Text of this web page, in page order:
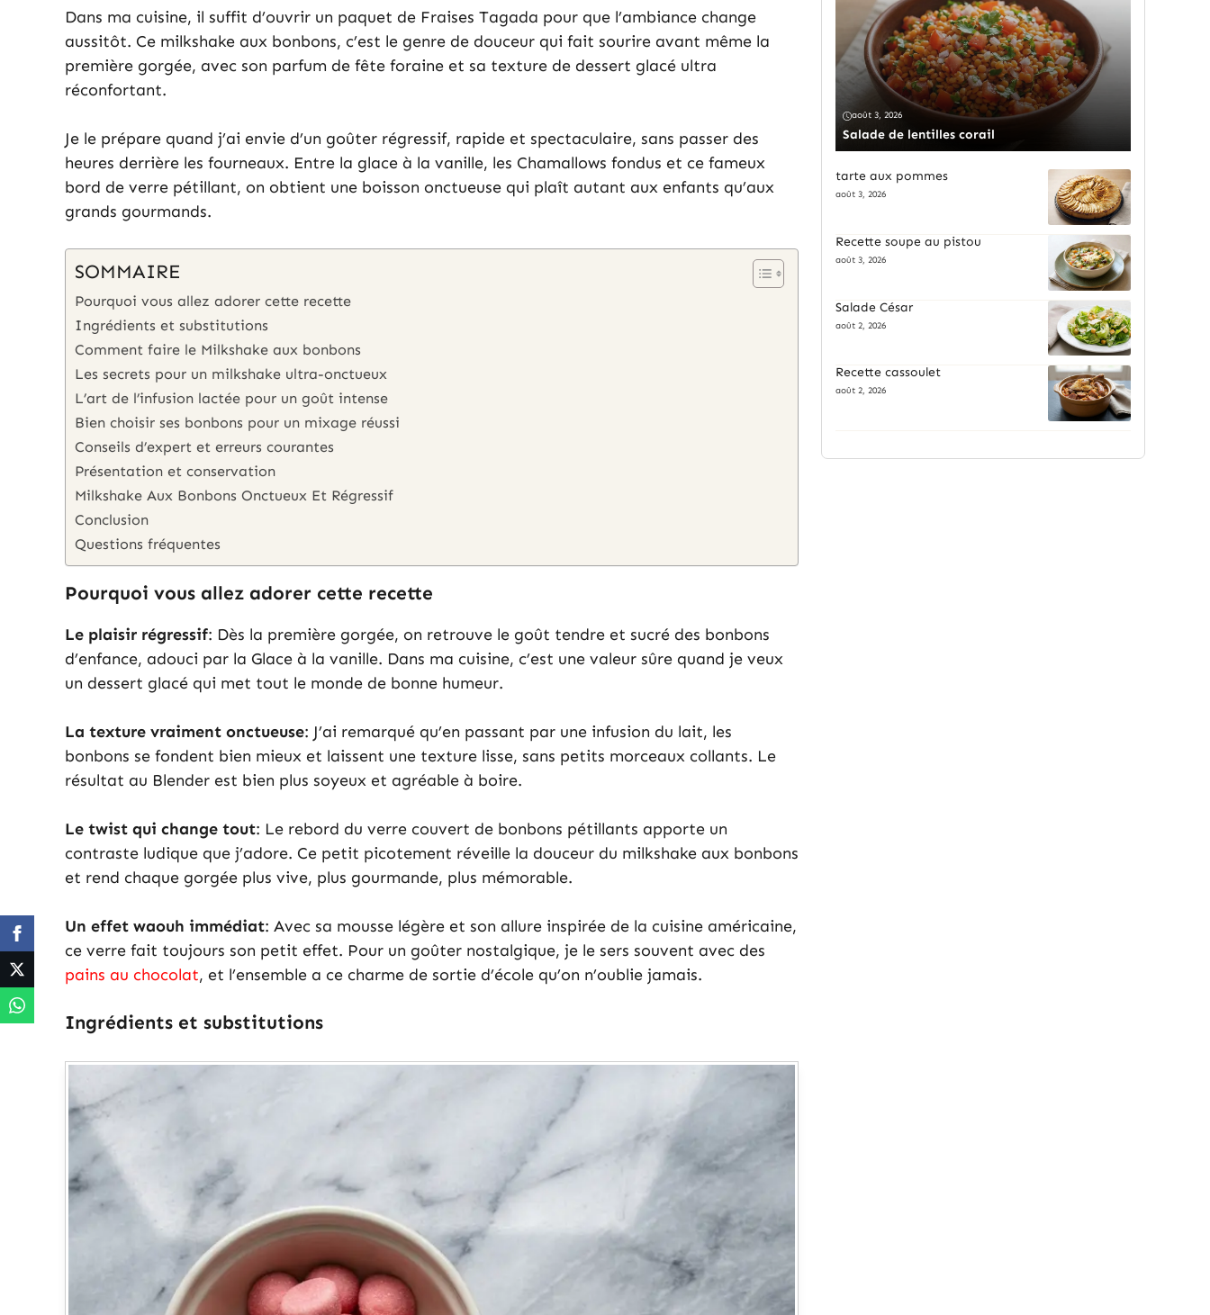
Dans ma cuisine, il suffit d’ouvrir un paquet de Fraises Tagada pour que l’ambiance change
aussitôt. Ce milkshake aux bonbons, c’est le genre de douceur qui fait sourire avant même la
première gorgée, avec son parfum de fête foraine et sa texture de dessert glacé ultra
réconfortant.
Je le prépare quand j’ai envie d’un goûter régressif, rapide et spectaculaire, sans passer des
heures derrière les fourneaux. Entre la glace à la vanille, les Chamallows fondus et ce fameux
bord de verre pétillant, on obtient une boisson onctueuse qui plaît autant aux enfants qu’aux
grands gourmands.
SOMMAIRE
Pourquoi vous allez adorer cette recette
Ingrédients et substitutions
Comment faire le Milkshake aux bonbons
Les secrets pour un milkshake ultra-onctueux
L’art de l’infusion lactée pour un goût intense
Bien choisir ses bonbons pour un mixage réussi
Conseils d’expert et erreurs courantes
Présentation et conservation
Milkshake Aux Bonbons Onctueux Et Régressif
Conclusion
Questions fréquentes
Pourquoi vous allez adorer cette recette
Le plaisir régressif: Dès la première gorgée, on retrouve le goût tendre et sucré des bonbons
d’enfance, adouci par la Glace à la vanille. Dans ma cuisine, c’est une valeur sûre quand je veux
un dessert glacé qui met tout le monde de bonne humeur.
La texture vraiment onctueuse: J’ai remarqué qu’en passant par une infusion du lait, les
bonbons se fondent bien mieux et laissent une texture lisse, sans petits morceaux collants. Le
résultat au Blender est bien plus soyeux et agréable à boire.
Le twist qui change tout: Le rebord du verre couvert de bonbons pétillants apporte un
contraste ludique que j’adore. Ce petit picotement réveille la douceur du milkshake aux bonbons
et rend chaque gorgée plus vive, plus gourmande, plus mémorable.
Un effet waouh immédiat: Avec sa mousse légère et son allure inspirée de la cuisine américaine,
ce verre fait toujours son petit effet. Pour un goûter nostalgique, je le sers souvent avec des
pains au chocolat, et l’ensemble a ce charme de sortie d’école qu’on n’oublie jamais.
Ingrédients et substitutions
août 3, 2026
Salade de lentilles corail
tarte aux pommes
août 3, 2026
Recette soupe au pistou
août 3, 2026
Salade César
août 2, 2026
Recette cassoulet
août 2, 2026